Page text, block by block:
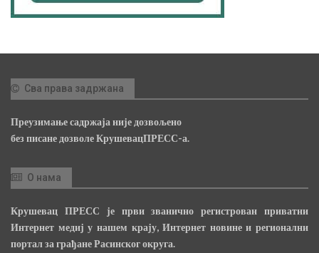
Сва права задржана
Преузимање садржаја није дозвољено
без писане дозволе КрушевацПРЕСС-а.
О нама
Крушевац ПРЕСС је први званично регистрован приватни
Интернет медиј у нашем крају, Интернет новине и регионални
портал за грађане Расинског округа.